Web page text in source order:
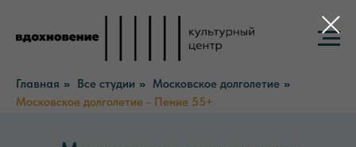
Главная » Все студии » Московское долголетие »
Московское долголетие - Пение 55+